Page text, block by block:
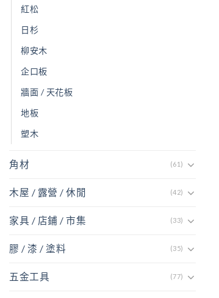
紅松
日杉
柳安木
企口板
牆面 / 天花板
地板
塑木
角材 (61)
木屋 / 露營 / 休閒 (42)
家具 / 店鋪 / 市集 (33)
膠 / 漆 / 塗料 (35)
五金工具 (77)